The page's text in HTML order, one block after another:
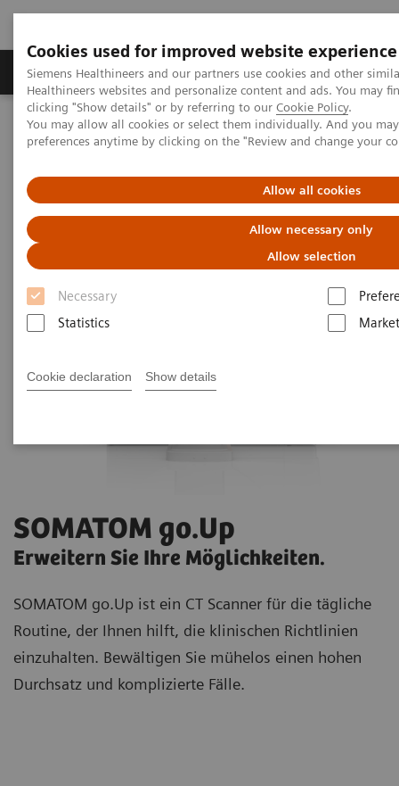
Cookies used for improved website experience
Siemens Healthineers and our partners use cookies and other
Healthineers websites and personalize content and ads. You may
clicking "Show details" or by referring to our Cookie Policy.
You may allow all cookies or select them individually. And you
preferences anytime by clicking on the "Review and change your
Allow all cookies
Allow necessary only
Allow selection
Necessary
Statistics
Cookie declaration Show details
Produkte & Services Fachbereiche
Home Medizinische Bildgebung
Computertomographie
SOMATOM
SOMATOM go.Up
SOMATOM go.Up
Erweitern Sie Ihre Möglichkeiten.
SOMATOM go.Up ist ein CT Scanner für die tägliche
Routine, der Ihnen hilft, die klinischen Richtlinien
einzuhalten. Bewältigen Sie mühelos einen hohen
Durchsatz und komplizierte Fälle.